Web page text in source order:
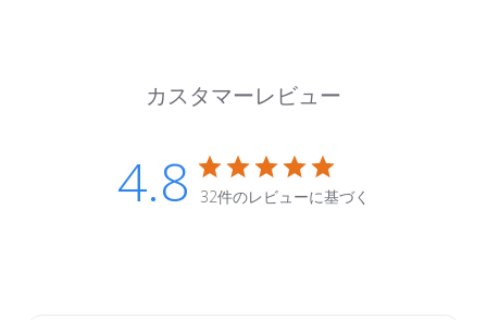
カスタマーレビュー
4.8 32件のレビューに基づく